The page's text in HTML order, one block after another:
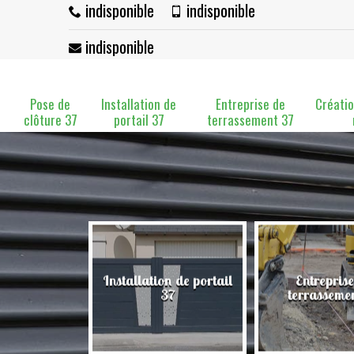
indisponible
indisponible
indisponible
Pose de
clôture 37
Installation de
portail 37
Entreprise de
terrassement 37
37 Installation de portail
37